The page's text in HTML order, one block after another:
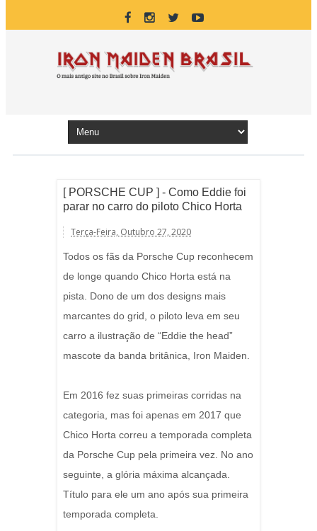
[ PORSCHE CUP ] - Como Eddie foi
parar no carro do piloto Chico Horta
Terça-Feira, Outubro 27, 2020
Todos os fãs da Porsche Cup reconhecem
de longe quando Chico Horta está na
pista. Dono de um dos designs mais
marcantes do grid, o piloto leva em seu
carro a ilustração de “Eddie the head”
mascote da banda britânica, Iron Maiden.
Em 2016 fez suas primeiras corridas na
categoria, mas foi apenas em 2017 que
Chico Horta correu a temporada completa
da Porsche Cup pela primeira vez. No ano
seguinte, a glória máxima alcançada.
Título para ele um ano após sua primeira
temporada completa.